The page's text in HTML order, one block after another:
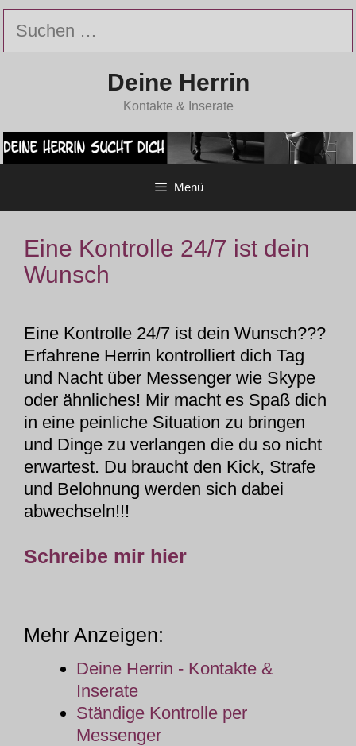
Zum
Inhalt
springen
Suchen
nach:
Deine Herrin
Kontakte & Inserate
Menü
Eine Kontrolle 24/7 ist dein
Wunsch
Eine Kontrolle 24/7 ist dein Wunsch???
Erfahrene Herrin kontrolliert dich Tag
und Nacht über Messenger wie Skype
oder ähnliches! Mir macht es Spaß dich
in eine peinliche Situation zu bringen
und Dinge zu verlangen die du so nicht
erwartest. Du braucht den Kick, Strafe
und Belohnung werden sich dabei
abwechseln!!!
Schreibe mir hier
Mehr Anzeigen:
Deine Herrin - Kontakte &
Inserate
Ständige Kontrolle per
Messenger